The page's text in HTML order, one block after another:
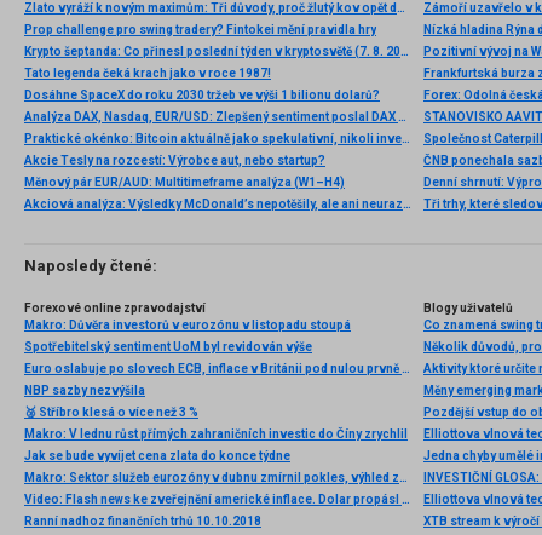
Zlato vyráží k novým maximům: Tři důvody, proč žlutý kov opět dominuje
Prop challenge pro swing tradery? Fintokei mění pravidla hry
Krypto šeptanda: Co přinesl poslední týden v kryptosvětě (7. 8. 2026)
Tato legenda čeká krach jako v roce 1987!
Dosáhne SpaceX do roku 2030 tržeb ve výši 1 bilionu dolarů?
Analýza DAX, Nasdaq, EUR/USD: Zlepšený sentiment poslal DAX na nová maxima
Praktické okénko: Bitcoin aktuálně jako spekulativní, nikoli investiční aktivum
Akcie Tesly na rozcestí: Výrobce aut, nebo startup?
Měnový pár EUR/AUD: Multitimeframe analýza (W1–H4)
Akciová analýza: Výsledky McDonald’s nepotěšily, ale ani neurazily. Jakou vizi společnost prezentovala?
Nízká hladina
Pozitivní vývoj na
Frankfurtská burza
Denní shrnutí:
Tři trhy, které
Naposledy čtené:
Forexové online zpravodajství
Makro: Důvěra investorů v eurozónu v listopadu stoupá
Spotřebitelský sentiment UoM byl revidován výše
Euro oslabuje po slovech ECB, inflace v Británii pod nulou prvně od 1960; analýza EUR/CHF, AUD/NZD, USD/CHF
NBP sazby nezvýšila
🥈 Stříbro klesá o více než 3 %
Makro: V lednu růst přímých zahraničních investic do Číny zrychlil
Jak se bude vyvíjet cena zlata do konce týdne
Makro: Sektor služeb eurozóny v dubnu zmírnil pokles, výhled zaznamenal oživení
Video: Flash news ke zveřejnění americké inflace. Dolar propásl další šanci ke zpevnění
Ranní nadhoz finančních trhů 10.10.2018
Blogy uživatelů
Co znamená swing
Několik důvodů,
Aktivity ktoré určite
Měny emerging
XTB stream k